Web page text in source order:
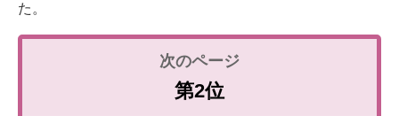
た。
第2位